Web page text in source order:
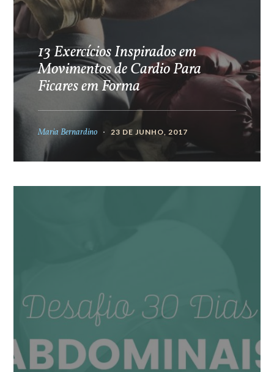
13 Exercícios Inspirados em
Movimentos de Cardio Para
Ficares em Forma
Maria Bernardino 23 DE JUNHO, 2017